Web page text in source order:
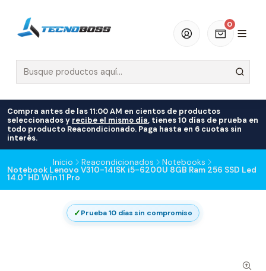
0
Compra antes de las 11:00 AM en cientos de productos
seleccionados y recibe el mismo día, tienes 10 días de prueba en
todo producto Reacondicionado. Paga hasta en 6 cuotas sin
interés.
Inicio Reacondicionados Notebooks
Notebook Lenovo V310-14ISK i5-6200U 8GB Ram 256 SSD Led
14.0" HD Win 11 Pro
✓Prueba 10 días sin compromiso